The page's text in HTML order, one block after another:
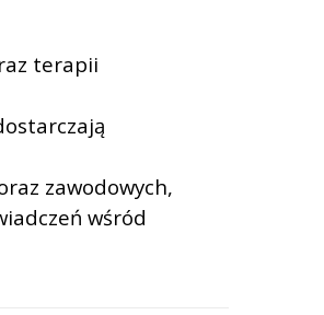
terapii
zawodowych,
wśród